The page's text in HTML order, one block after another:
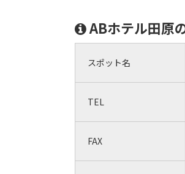
ABホテル田原
スポット名
TEL
FAX